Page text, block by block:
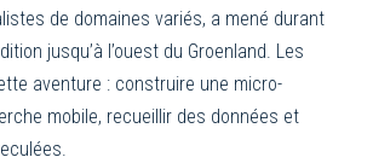
de domaines variés, a mené durant
jusqu’à l’ouest du Groenland. Les
aventure : construire une micro-
mobile, recueillir des données et